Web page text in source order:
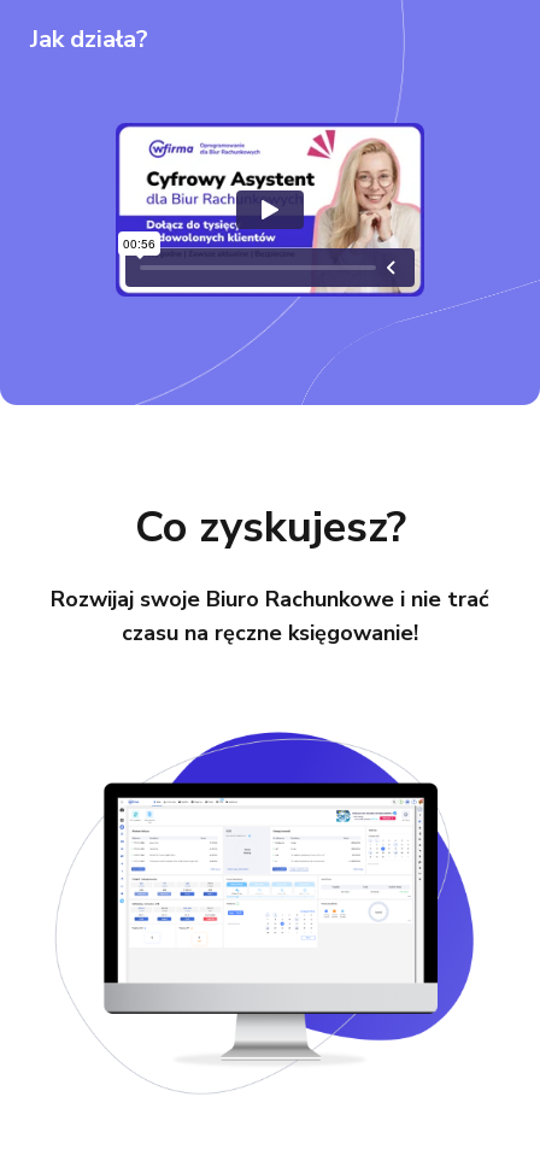
Co zyskujesz?
Rozwijaj swoje Biuro Rachunkowe i nie trać
czasu na ręczne księgowanie!